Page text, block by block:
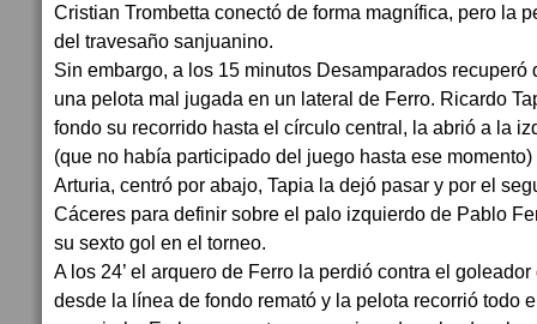
Cristian Trombetta conectó de forma magnífica, pero la
del travesaño sanjuanino.
Sin embargo, a los 15 minutos Desamparados recuperó
una pelota mal jugada en un lateral de Ferro. Ricardo
fondo su recorrido hasta el círculo central, la abrió a la
(que no había participado del juego hasta ese
Arturia, centró por abajo, Tapia la dejó pasar y por el
Cáceres para definir sobre el palo izquierdo de Pablo
su sexto gol en el torneo.
A los 24’ el arquero de Ferro la perdió contra el
desde la línea de fondo remató y la pelota recorrió todo